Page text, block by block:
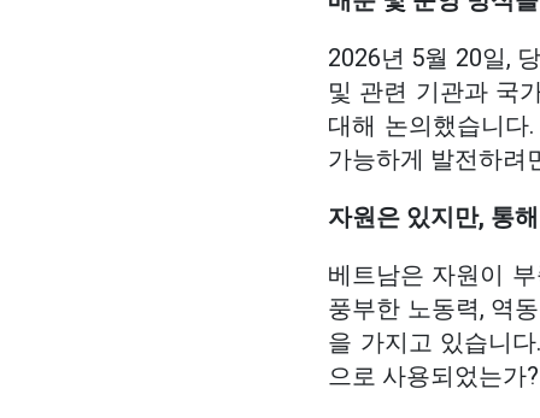
2026년 5월 20일,
및 관련 기관과 국
대해 논의했습니다
가능하게 발전하려
자원은 있지만, 통
베트남은 자원이
풍부한 노동력, 역
을 가지고 있습니
으로 사용되었는가?